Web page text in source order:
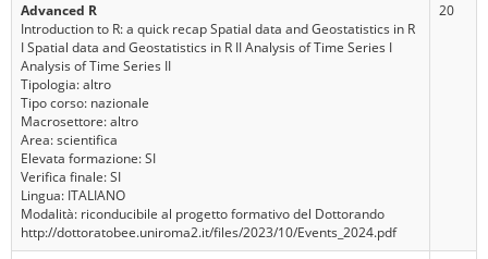
Advanced R
Introduction to R: a quick recap Spatial data and Geostatistics in R
I Spatial data and Geostatistics in R II Analysis of Time Series I
Analysis of Time Series II
Tipologia: altro
Tipo corso: nazionale
Macrosettore: altro
Area: scientifica
Elevata formazione: SI
Verifica finale: SI
Lingua: ITALIANO
Modalità: riconducibile al progetto formativo del Dottorando
http://dottoratobee.uniroma2.it/files/2023/10/Events_2024.pdf
20